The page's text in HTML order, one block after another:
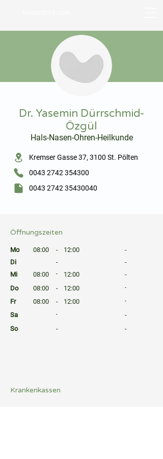
Dr. Yasemin Dürrschmid-
Özgül
Hals-Nasen-Ohren-Heilkunde
Kremser Gasse 37, 3100 St. Pölten
0043 2742 354300
0043 2742 35430040
Öffnungszeiten
Mo
08:00 - 12:00
-
Di
-
-
Mi
08:00 - 12:00
-
Do
08:00 - 12:00 -
Fr 08:00 - 12:00 -
Sa -
-
So
-
-
Krankenkassen